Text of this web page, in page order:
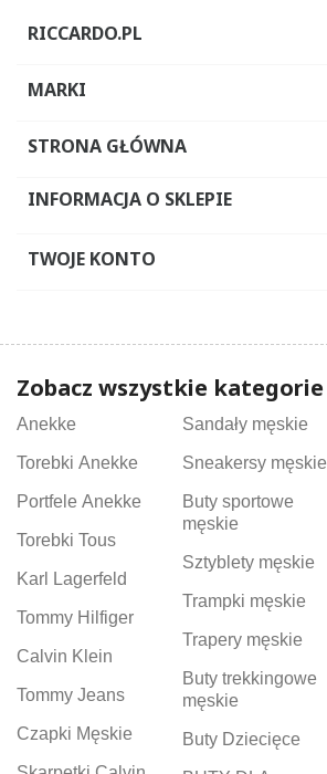
RICCARDO.PL
MARKI
STRONA GŁÓWNA
INFORMACJA O SKLEPIE
TWOJE KONTO
Zobacz wszystkie kategorie
Anekke
Torebki Anekke
Portfele Anekke
Torebki Tous
Karl Lagerfeld
Tommy Hilfiger
Calvin Klein
Tommy Jeans
Czapki Męskie
Sandały męskie
Sneakersy męskie
Buty sportowe
męskie
Sztyblety męskie
Trampki męskie
Trapery męskie
Buty trekkingowe
męskie
Buty Dziecięce